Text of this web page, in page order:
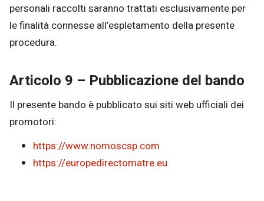
personali raccolti saranno trattati esclusivamente per
le finalità connesse all’espletamento della presente
procedura.
Articolo 9 – Pubblicazione del bando
Il presente bando è pubblicato sui siti web ufficiali dei
promotori:
https://www.nomoscsp.com
https://europedirectomatre.eu